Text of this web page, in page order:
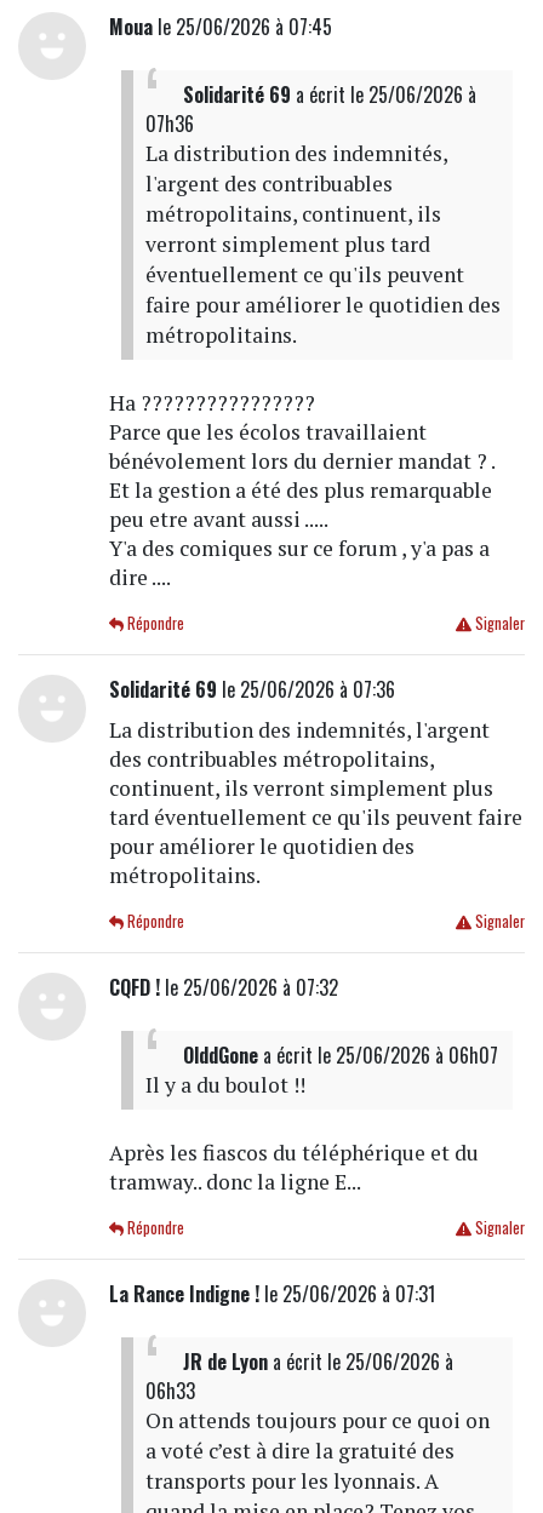
Mouale 25/06/2026 à 07:45
Solidarité 69 a écrit le 25/06/2026 à
07h36
La distribution des indemnités,
l'argent des contribuables
métropolitains, continuent, ils
verront simplement plus tard
éventuellement ce qu'ils peuvent
faire pour améliorer le quotidien des
métropolitains.
Ha ????????????????
Parce que les écolos travaillaient
bénévolement lors du dernier mandat ? .
Et la gestion a été des plus remarquable
peu etre avant aussi .....
Y'a des comiques sur ce forum , y'a pas a
dire ....
Signaler
Répondre
Solidarité 69 le 25/06/2026 à 07:36
La distribution des indemnités, l'argent
des contribuables métropolitains,
continuent, ils verront simplement plus
tard éventuellement ce qu'ils peuvent faire
pour améliorer le quotidien des
métropolitains.
Signaler
Répondre
CQFD !le 25/06/2026 à 07:32
OlddGonea écrit le 25/06/2026 à 06h07
Il y a du boulot !!
Après les fiascos du téléphérique et du
tramway.. donc la ligne E...
Signaler
Répondre
La Rance Indigne !le 25/06/2026 à 07:31
JR de Lyona écrit le 25/06/2026 à
06h33
On attends toujours pour ce quoi on
a voté c’est à dire la gratuité des
transports pour les lyonnais. A